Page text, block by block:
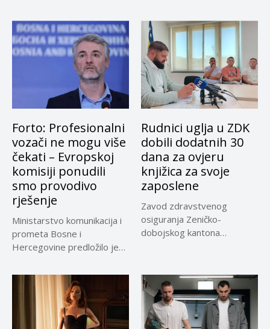
Forto: Profesionalni
vozači ne mogu više
čekati – Evropskoj
komisiji ponudili
smo provodivo
rješenje
Ministarstvo komunikacija i
prometa Bosne i
Hercegovine predložilo je
privremeno...
Rudnici uglja u ZDK
dobili dodatnih 30
dana za ovjeru
knjižica za svoje
zaposlene
Zavod zdravstvenog
osiguranja Zeničko-
dobojskog kantona